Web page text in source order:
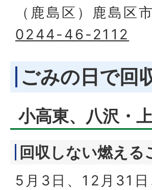
（鹿島区）鹿島区
0244-46-2112
ごみの日で回
小高東、八沢・
回収しない燃える
5月3日、12月31